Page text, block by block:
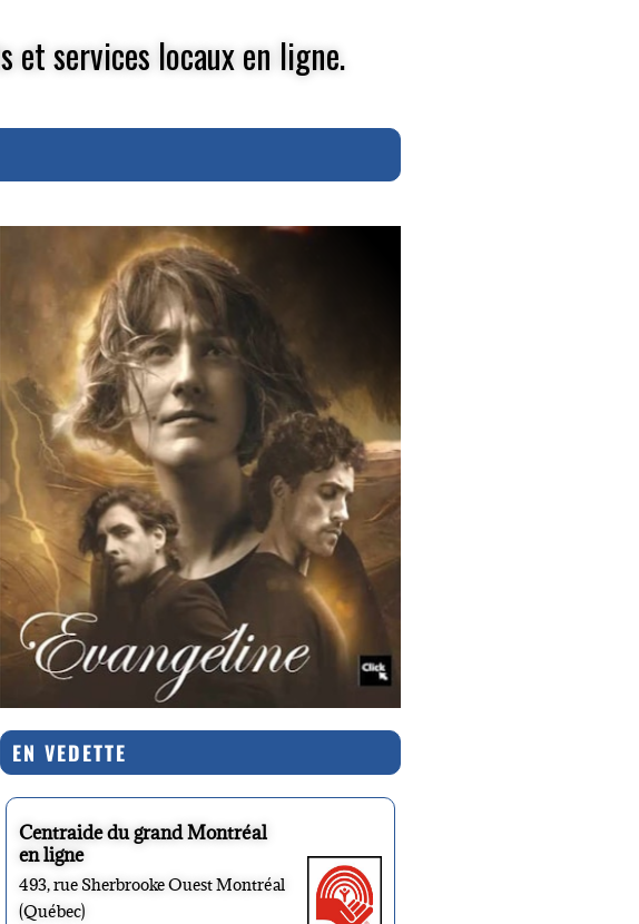
et services locaux en ligne.
EN VEDETTE
Centraide du grand Montréal
en ligne
493, rue Sherbrooke Ouest Montréal
(Québec)